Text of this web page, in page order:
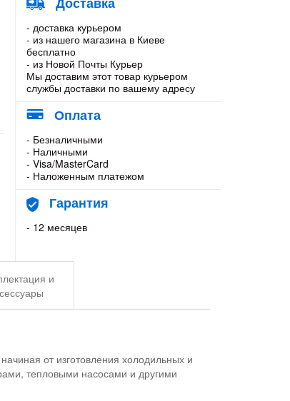
- доставка курьером
- из нашего магазина в Киеве
бесплатно
- из Новой Почты Курьер
Мы доставим этот товар курьером
службы доставки по вашему адресу
Оплата
- Безналичными
- Наличными
- Visa/MasterCard
- Наложенным платежом
Гарантия
- 12 месяцев
и
от изготовления холодильных и
тепловыми насосами и другими